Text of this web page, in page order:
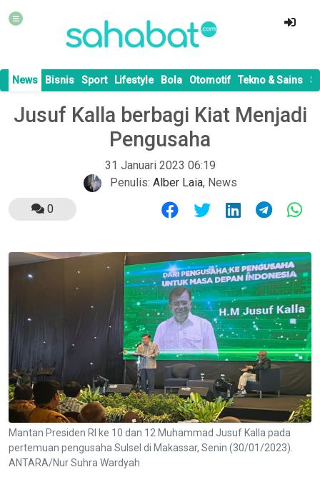
News Bisnis Sport Lifestyle Bola Otomotif Tekno & Sains
Jusuf Kalla berbagi Kiat Menjadi
Pengusaha
31 Januari 2023 06:19
Penulis: Alber Laia, News
0
Mantan Presiden RI ke 10 dan 12 Muhammad Jusuf Kalla pada
pertemuan pengusaha Sulsel di Makassar, Senin (30/01/2023).
ANTARA/Nur Suhra Wardyah